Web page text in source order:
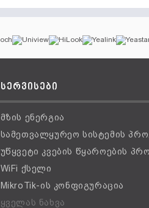
სერვისები
მზის ენერგია
სამეთვალყურეო სისტემის
უწყვეტი კვების წყაროების
WiFi ქსელი
MikroTik-ის კონფიგურაცია
ყველას ნახვა